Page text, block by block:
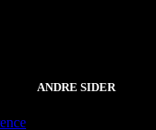
ANDRE SIDER